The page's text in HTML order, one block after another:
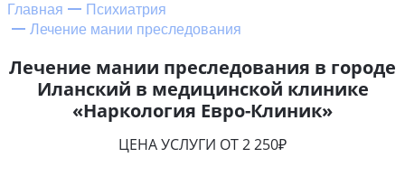
Главная
Психиатрия
Лечение мании преследования
Лечение мании преследования в городе
Иланский в медицинской клинике
«Наркология Евро-Клиник»
ЦЕНА УСЛУГИ ОТ 2 250₽